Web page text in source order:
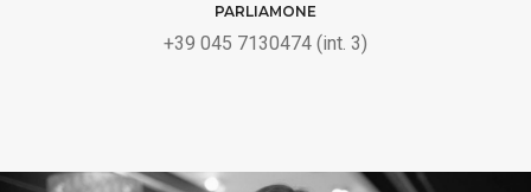
PARLIAMONE
+39 045 7130474 (int. 3)